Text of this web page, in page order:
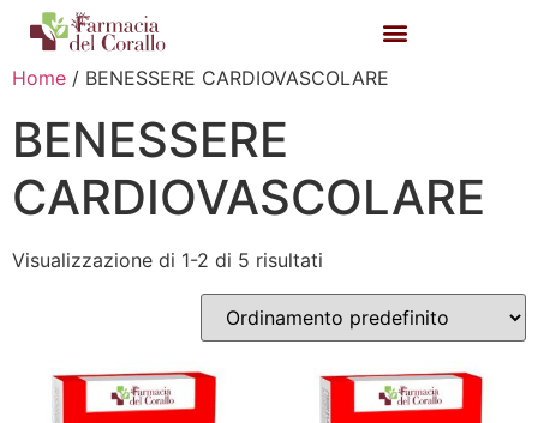
Home / BENESSERE CARDIOVASCOLARE
BENESSERE
CARDIOVASCOLARE
Visualizzazione di 1-2 di 5 risultati